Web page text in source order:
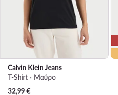
Calvin Klein Jeans
T-Shirt · Μαύρο
32,99€